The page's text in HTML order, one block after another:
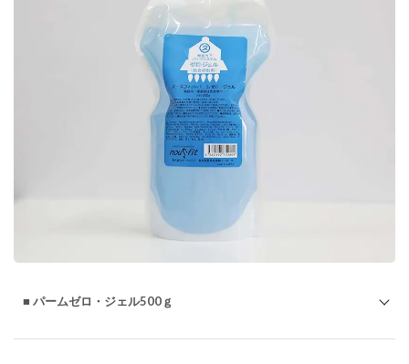
■ パームゼロ・ジェル500ｇ